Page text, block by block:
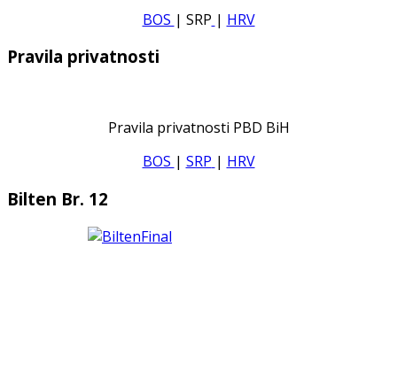
BOS | SRP | HRV
Pravila privatnosti
Pravila privatnosti PBD BiH
BOS | SRP | HRV
Bilten Br. 12